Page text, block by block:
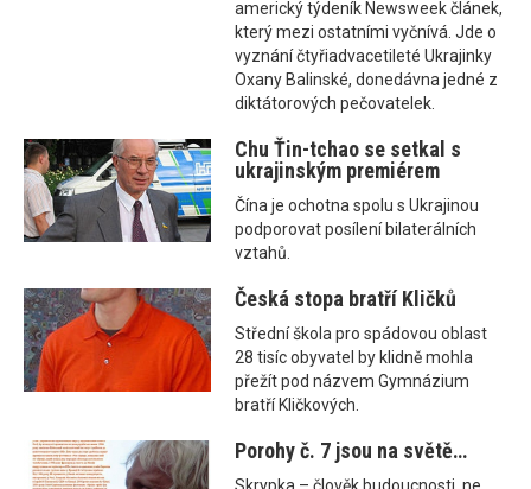
americký týdeník Newsweek článek,
který mezi ostatními vyčnívá. Jde o
vyznání čtyřiadvacetileté Ukrajinky
Oxany Balinské, donedávna jedné z
diktátorových pečovatelek.
Chu Ťin-tchao se setkal s
ukrajinským premiérem
Čína je ochotna spolu s Ukrajinou
podporovat posílení bilaterálních
vztahů.
Česká stopa bratří Kličků
Střední škola pro spádovou oblast
28 tisíc obyvatel by klidně mohla
přežít pod názvem Gymnázium
bratří Kličkových.
Porohy č. 7 jsou na světě…